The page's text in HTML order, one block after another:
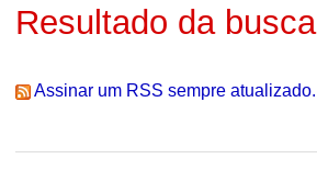
Resultado da busca
Assinar um RSS sempre atualizado.